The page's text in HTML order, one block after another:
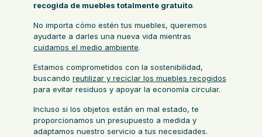
recogida de muebles totalmente gratuito.
No importa cómo estén tus muebles, queremos
ayudarte a darles una nueva vida mientras
cuidamos el medio ambiente.
Estamos comprometidos con la sostenibilidad,
buscando reutilizar y reciclar los muebles recogidos
para evitar residuos y apoyar la economía circular.
Incluso si los objetos están en mal estado, te
proporcionamos un presupuesto a medida y
adaptamos nuestro servicio a tus necesidades.